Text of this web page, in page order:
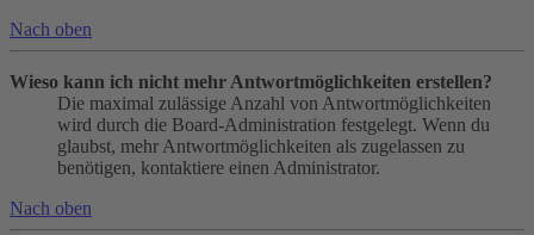
Nach oben
Wieso kann ich nicht mehr Antwortmöglichkeiten erstellen?
Die maximal zulässige Anzahl von Antwortmöglichkeiten
wird durch die Board-Administration festgelegt. Wenn du
glaubst, mehr Antwortmöglichkeiten als zugelassen zu
benötigen, kontaktiere einen Administrator.
Nach oben